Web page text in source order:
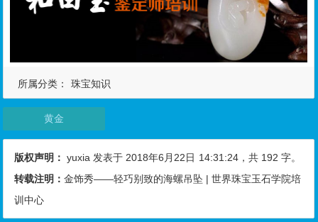
所属分类： 珠宝知识
黄金
版权声明： yuxia 发表于 2018年6月22日 14:31:24 ，共 192 字。
转载注明：金饰秀——轻巧别致的海螺吊坠 | 世界珠宝玉石学院培
训中心